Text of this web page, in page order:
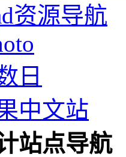
资源导航
日
中文站
站点导航